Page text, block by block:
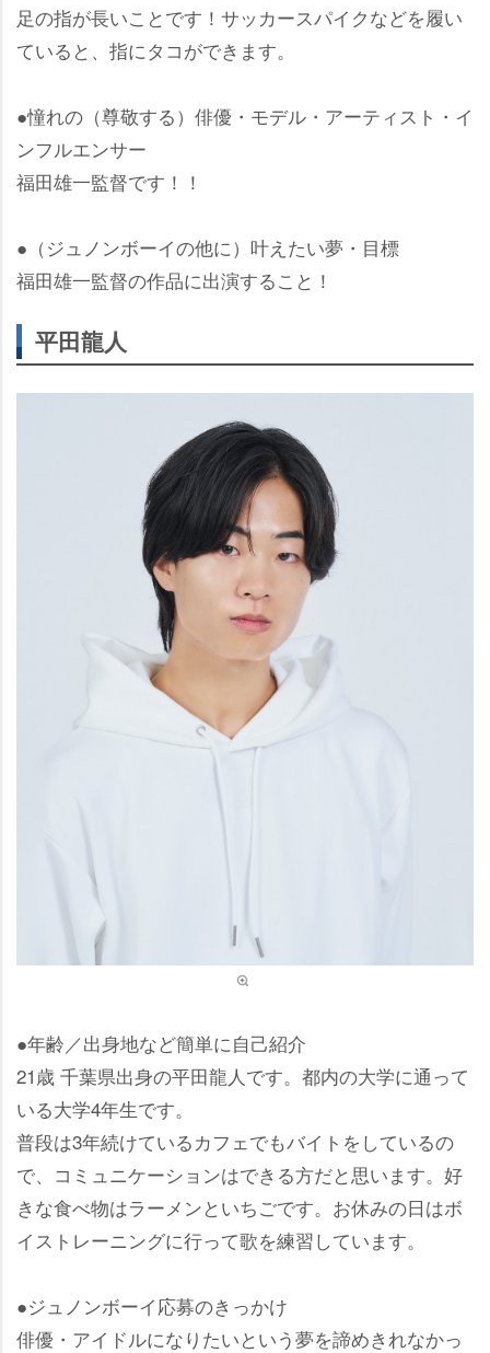
足の指が長いことです！サッカースパイクなどを履い
ていると、指にタコができます。
●憧れの（尊敬する）俳優・モデル・アーティスト・イ
ンフルエンサー
福田雄一監督です！！
●（ジュノンボーイの他に）叶えたい夢・目標
福田雄一監督の作品に出演すること！
平田龍人
●年齢／出身地など簡単に自己紹介
21歳 千葉県出身の平田龍人です。都内の大学に通って
いる大学4年生です。
普段は3年続けているカフェでもバイトをしているの
で、コミュニケーションはできる方だと思います。好
きな食べ物はラーメンといちごです。お休みの日はボ
イストレーニングに行って歌を練習しています。
●ジュノンボーイ応募のきっかけ
俳優・アイドルになりたいという夢を諦めきれなかっ